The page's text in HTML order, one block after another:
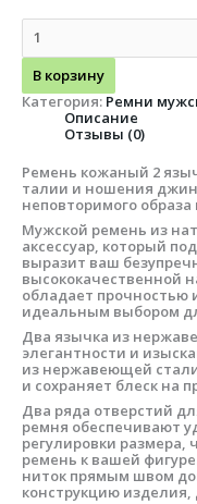
В корзину
Категория: Ремни
Описание
Отзывы (0)
Ремень кожаный 2
талии и ношения
неповторимого
Мужской ремень из
аксессуар, который
выразит ваш
высококачественной
обладает прочностью
идеальным выбором
Два язычка из
элегантности и
из нержавеющей
и сохраняет блеск на
Два ряда отверстий
ремня обеспечивают
регулировки размера,
ремень к вашей
ниток прямым швом
конструкцию